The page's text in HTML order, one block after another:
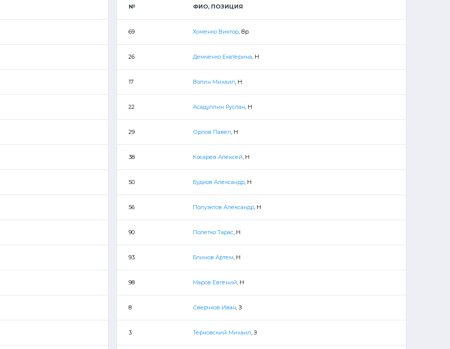
№ ФИО, ПОЗИЦИЯ
69 Хоменко Виктор, Вр.
26 Демченко Екатерина, Н
17 Волин Михаил, Н
22 Асадуллин Руслан, Н
29 Орлов Павел, Н
38 Косарев Алексей, Н
50 Будков Александр, Н
56 Полуэктов Александр, Н
90 Полетко Тарас, Н
93 Блинов Артем, Н
98 Маров Евгений, Н
8 Сверчков Иван, З
3 Терновский Михаил, З